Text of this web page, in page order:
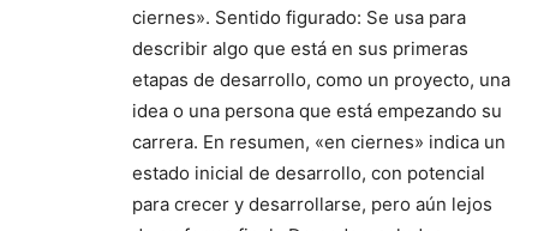
ciernes». Sentido figurado: Se usa para
describir algo que está en sus primeras
etapas de desarrollo, como un proyecto, una
idea o una persona que está empezando su
carrera. En resumen, «en ciernes» indica un
estado inicial de desarrollo, con potencial
para crecer y desarrollarse, pero aún lejos